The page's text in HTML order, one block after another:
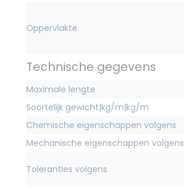
Oppervlakte
Technische gegevens
Maximale lengte
Soortelijk gewicht|kg/m|kg/m
Chemische eigenschappen volgens
Mechanische eigenschappen volgens
Toleranties volgens